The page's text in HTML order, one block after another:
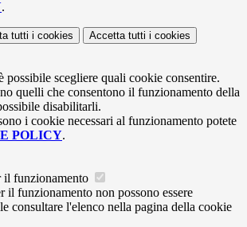
.
tutti i cookies Accetta tutti i cookies
possibile scegliere quali cookie consentire.
quelli che consentono il funzionamento della
disabilitarli.
i cookie necessari al funzionamento potete
POLICY.
il funzionamento
il funzionamento non possono essere
consultare l'elenco nella pagina della cookie